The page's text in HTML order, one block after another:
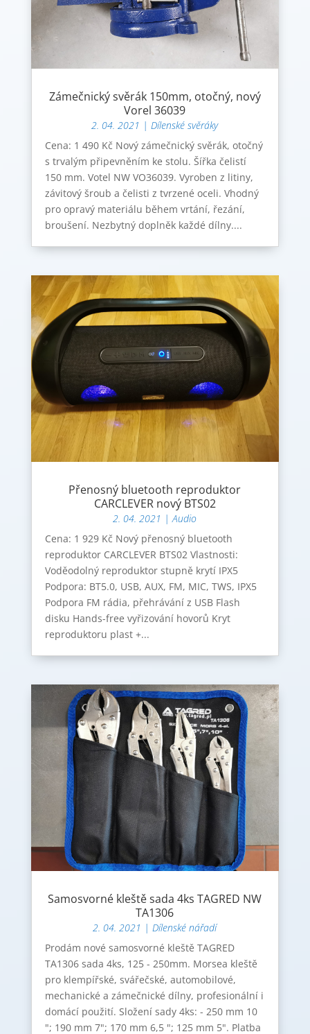
Zámečnický svěrák 150mm, otočný, nový
Vorel 36039
2. 04. 2021 | Dílenské svěráky
Cena: 1 490 Kč Nový zámečnický svěrák, otočný
s trvalým připevněním ke stolu. Šířka čelistí
150 mm. Votel NW VO36039. Vyroben z litiny,
závitový šroub a čelisti z tvrzené oceli. Vhodný
pro opravý materiálu během vrtání, řezání,
broušení. Nezbytný doplněk každé dílny....
Přenosný bluetooth reproduktor
CARCLEVER nový BTS02
2. 04. 2021 |Audio
Cena: 1 929 Kč Nový přenosný bluetooth
reproduktor CARCLEVER BTS02 Vlastnosti:
Voděodolný reproduktor stupně krytí IPX5
Podpora: BT5.0, USB, AUX, FM, MIC, TWS, IPX5
Podpora FM rádia, přehrávání z USB Flash
disku Hands-free vyřizování hovorů Kryt
reproduktoru plast +...
Samosvorné kleště sada 4ks TAGRED NW
TA1306
2. 04. 2021 | Dílenské nářadí
Prodám nové samosvorné kleště TAGRED
TA1306 sada 4ks, 125 - 250mm. Morsea kleště
pro klempířské, svářečské, automobilové,
mechanické a zámečnické dílny, profesionální i
domácí použití. Složení sady 4ks: - 250 mm 10
"; 190 mm 7"; 170 mm 6,5 "; 125 mm 5". Platba